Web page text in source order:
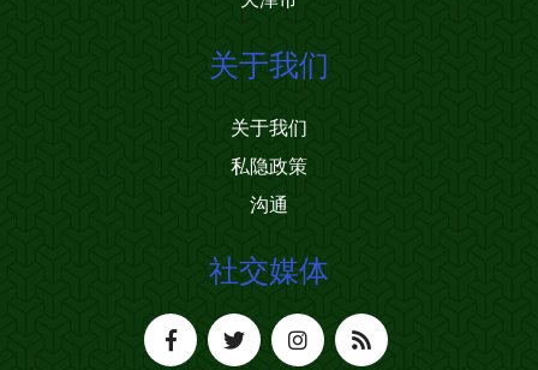
关于我们
关于我们
私隐政策
沟通
社交媒体